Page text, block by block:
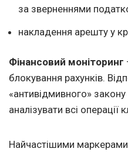
за зверненнями
накладення арешту у
Фінансовий моніторинг
блокування рахунків.
«антивідмивного»
аналізувати всі операції
Найчастішими